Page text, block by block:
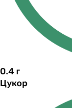
0.4 г
Цукор